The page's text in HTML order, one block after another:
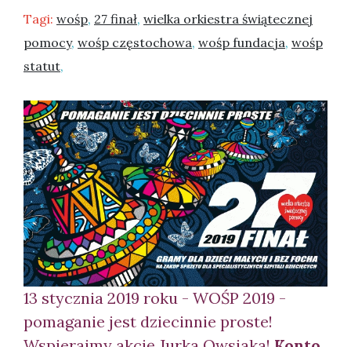
Tagi: wośp, 27 finał, wielka orkiestra świątecznej
pomocy, wośp częstochowa, wośp fundacja, wośp
statut,
13 stycznia 2019 roku - WOŚP 2019 -
pomaganie jest dziecinnie proste!